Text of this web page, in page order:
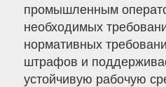
промышленным
необходимых
нормативных
штрафов и
устойчивую рабочую